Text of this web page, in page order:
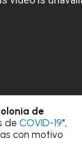
de
deCOVID-19",
con motivo